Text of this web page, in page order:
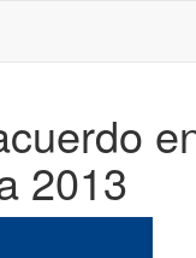
2013